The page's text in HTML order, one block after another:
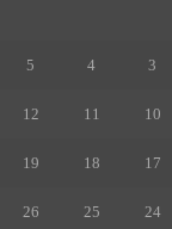
3
4
5
10
11
12
17
18
19
24
25
26